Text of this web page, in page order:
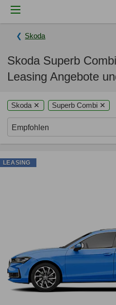
Skoda
Skoda Superb
Leasing Angebote
Skoda ✕ Superb Combi ✕
LEASING